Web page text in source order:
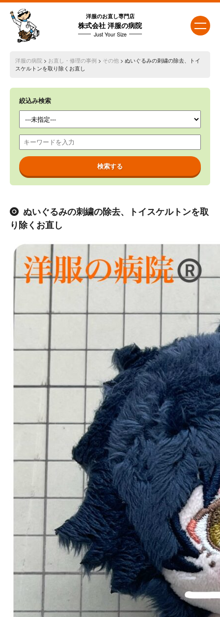
洋服のお直し専門店
株式会社 洋服の病院
Just Your Size
洋服の病院 > お直し・修理の事例 > その他> ぬいぐるみの刺繍の除去、トイ
スケルトンを取り除くお直し
絞込み検索
ぬいぐるみの刺繍の除去、トイスケルトンを取
り除くお直し